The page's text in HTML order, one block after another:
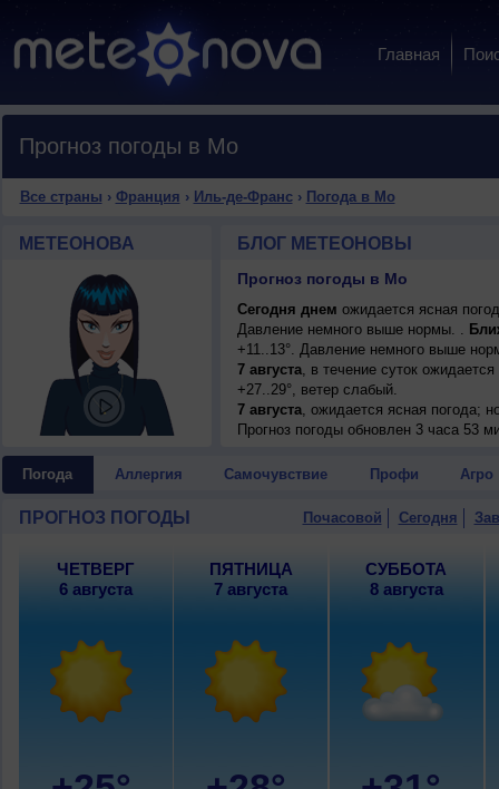
Главная
Прогноз погоды в Мо
Все страны › Франция › Иль-де-Франс› Погода в Мо
МЕТЕОНОВА БЛОГ МЕТЕОНОВЫ
Прогноз погоды в Мо
Сегодня днем ожидается ясная
Давление немного выше нормы. .
+11..13°. Давление немного выше
7 августа, в течение суток
+27..29°, ветер слабый.
7 августа, ожидается ясная погода;
8 августа, в течение суток
9 августа, ожидается малооблачная
Прогноз погоды обновлен 3 часа 53
Погода Аллергия Самочувствие Профи Агро
ПРОГНОЗ ПОГОДЫ Почасовой Сегодня
ЧЕТВЕРГ
6 августа
ПЯТНИЦА
7 августа
СУББОТА
8 августа